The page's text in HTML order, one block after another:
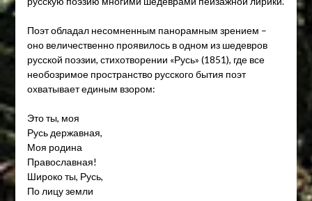
Поэт обладал несомненным панорамным зрением –
оно величественно проявилось в одном из шедевров
русской поэзии, стихотворении «Русь» (1851), где все
необозримое пространство русского бытия поэт
охватывает единым взором:
Это ты, моя
Русь державная,
Моя родина
Православная!
Широко ты, Русь,
По лицу земли